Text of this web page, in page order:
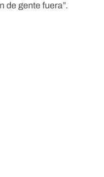
de gente fuera”.